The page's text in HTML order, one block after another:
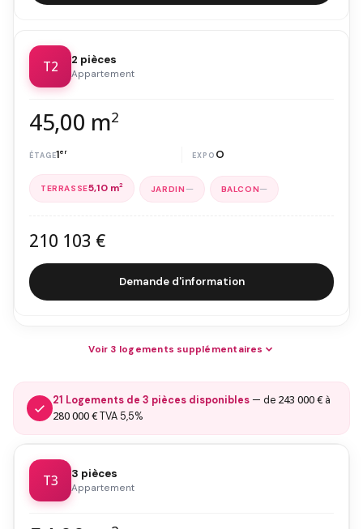
T2 2 pièces
Appartement
45,00 m2
1er O
5,10 m2 — —
210 103 €
Demande d'information
Voir 3 logements supplémentaires
21 Logements de 3 pièces disponibles — de 243 000 € à
280 000 €TVA 5,5%
T3 3 pièces
Appartement